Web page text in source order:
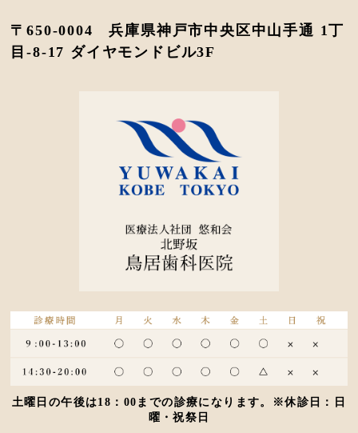
〒650-0004 兵庫県神戸市中央区中山手通 1丁
目-8-17 ダイヤモンドビル3F
土曜日の午後は18：00までの診療になります。※休診日：日
曜・祝祭日